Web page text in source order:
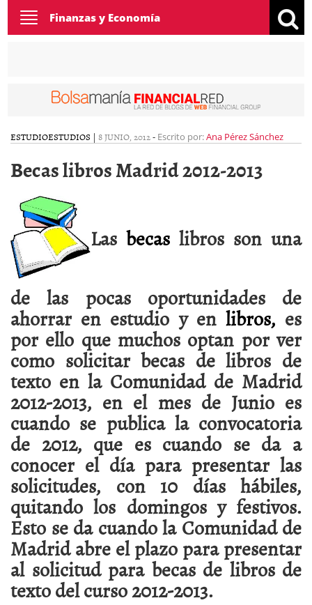
Toggle
navigation
Finanzas y Economía
ESTUDIOESTUDIOS | 8 JUNIO, 2012- Escrito por:Ana Pérez Sánchez
Becas libros Madrid 2012-2013
Las becas libros son una
de las pocas oportunidades de
ahorrar en estudio y en libros, es
por ello que muchos optan por ver
como solicitar becas de libros de
texto en la Comunidad de Madrid
2012-2013, en el mes de Junio es
cuando se publica la convocatoria
de 2012, que es cuando se da a
conocer el día para presentar las
solicitudes, con 10 días hábiles,
quitando los domingos y festivos.
Esto se da cuando la Comunidad de
Madrid abre el plazo para presentar
al solicitud para becas de libros de
texto del curso 2012-2013.